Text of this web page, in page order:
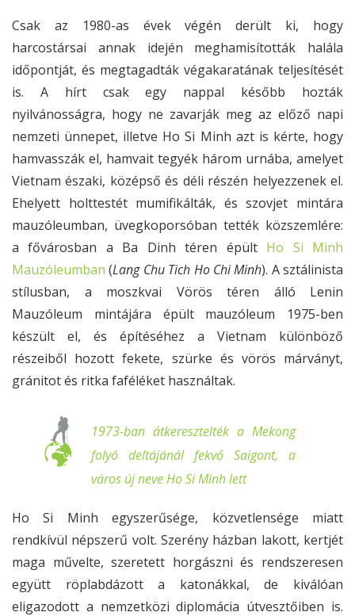
Csak az 1980-as évek végén derült ki, hogy
harcostársai annak idején meghamisították halála
időpontját, és megtagadták végakaratának teljesítését
is. A hírt csak egy nappal később hozták
nyilvánosságra, hogy ne zavarják meg az előző napi
nemzeti ünnepet, illetve Ho Si Minh azt is kérte, hogy
hamvasszák el, hamvait tegyék három urnába, amelyet
Vietnam északi, középső és déli részén helyezzenek el.
Ehelyett holttestét mumifikálták, és szovjet mintára
mauzóleumban, üvegkoporsóban tették közszemlére:
a fővárosban a Ba Dinh téren épült Ho Si Minh
Mauzóleumban (Lang Chu Tich Ho Chi Minh). A sztálinista
stílusban, a moszkvai Vörös téren álló Lenin
Mauzóleum mintájára épült mauzóleum 1975-ben
készült el, és építéséhez a Vietnam különböző
részeiből hozott fekete, szürke és vörös márványt,
gránitot és ritka faféléket használtak.
1973-ban átkeresztelték a Mekong
folyó deltájánál fekvő Saigont, a
város új neve Ho Si Minh lett
Ho Si Minh egyszerűsége, közvetlensége miatt
rendkívül népszerű volt. Szerény házban lakott, kertjét
maga művelte, szeretett horgászni és rendszeresen
együtt röplabdázott a katonákkal, de kiválóan
eligazodott a nemzetközi diplomácia útvesztőiben is.